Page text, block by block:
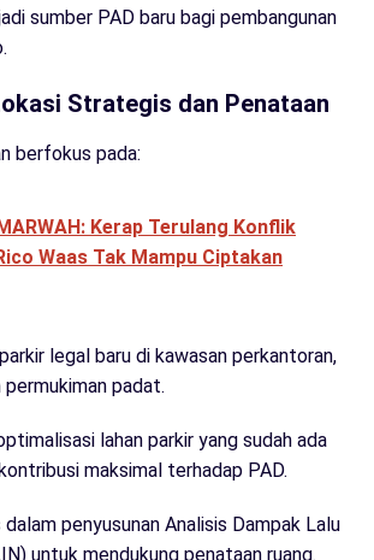
sumber PAD baru bagi pembangunan
Strategis dan Penataan
berfokus pada:
Kerap Terulang Konflik
Waas Tak Mampu Ciptakan
legal baru di kawasan perkantoran,
permukiman padat.
lahan parkir yang sudah ada
maksimal terhadap PAD.
dalam penyusunan Analisis Dampak Lalu
untuk mendukung penataan ruang.